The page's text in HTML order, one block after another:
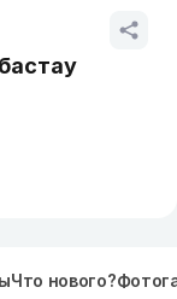
Что нового?